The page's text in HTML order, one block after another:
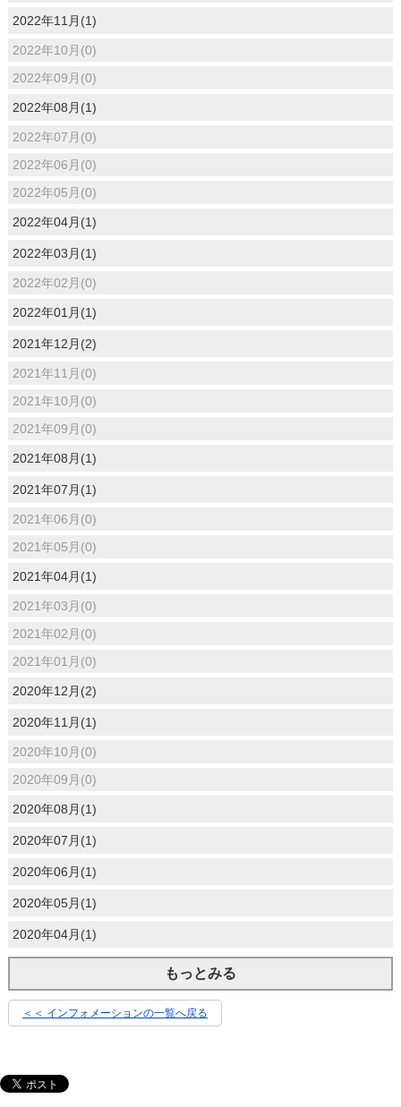
2022年11月(1)
2022年10月(0)
2022年09月(0)
2022年08月(1)
2022年07月(0)
2022年06月(0)
2022年05月(0)
2022年04月(1)
2022年03月(1)
2022年02月(0)
2022年01月(1)
2021年12月(2)
2021年11月(0)
2021年10月(0)
2021年09月(0)
2021年08月(1)
2021年07月(1)
2021年06月(0)
2021年05月(0)
2021年04月(1)
2021年03月(0)
2021年02月(0)
2021年01月(0)
2020年12月(2)
2020年11月(1)
2020年10月(0)
2020年09月(0)
2020年08月(1)
2020年07月(1)
2020年06月(1)
2020年05月(1)
2020年04月(1)
もっとみる
＜＜ インフォメーションの一覧へ戻る